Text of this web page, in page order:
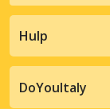
Hulp
DoYouItaly